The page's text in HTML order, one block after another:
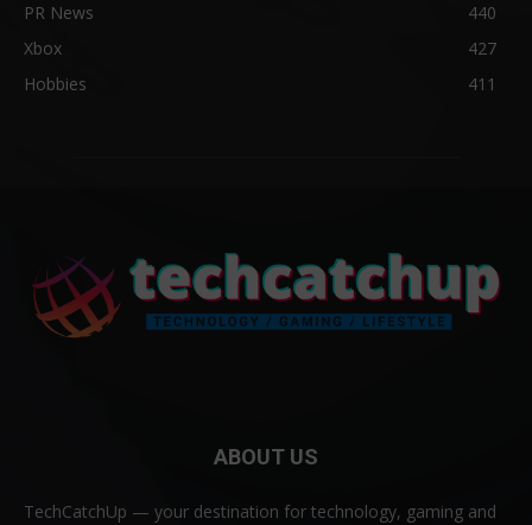
PR News
440
Xbox
427
Hobbies
411
ABOUT US
TechCatchUp — your destination for technology, gaming and